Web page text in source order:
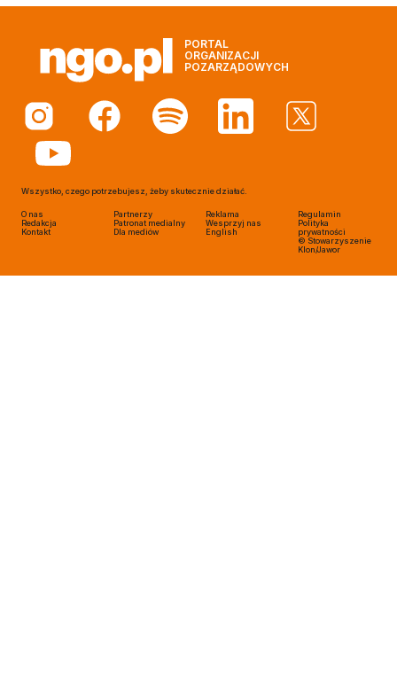
PORTAL
ORGANIZACJI
POZARZĄDOWYCH
Wszystko, czego potrzebujesz, żeby skutecznie działać.
O nas
Redakcja
Kontakt
Partnerzy
Patronat medialny
Dla mediów
Reklama
Wesprzyj nas
English
Regulamin
Polityka
prywatności
© Stowarzyszenie
Klon/Jawor